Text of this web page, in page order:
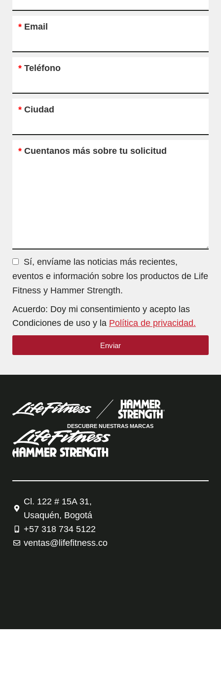
* Email
* Teléfono
* Ciudad
* Cuentanos más sobre tu solicitud
Sí, envíame las noticias más recientes,
eventos e información sobre los productos de Life
Fitness y Hammer Strength.
Acuerdo: Doy mi consentimiento y acepto las
Condiciones de uso y la Política de privacidad.
Enviar
DESCUBRE NUESTRAS MARCAS
Cl. 122 # 15A 31,
Usaquén, Bogotá
+57 318 734 5122
ventas@lifefitness.co